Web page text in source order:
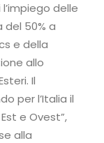
delle
del 50% a
e della
allo
Il
per l’Italia il
e Ovest”,
alla